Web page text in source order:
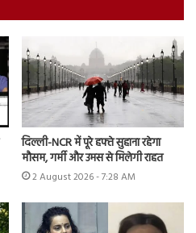
दिल्ली-NCR में पूरे हफ्ते सुहाना रहेगा
मौसम, गर्मी और उमस से मिलेगी राहत
2 August 2026 - 7:28 AM